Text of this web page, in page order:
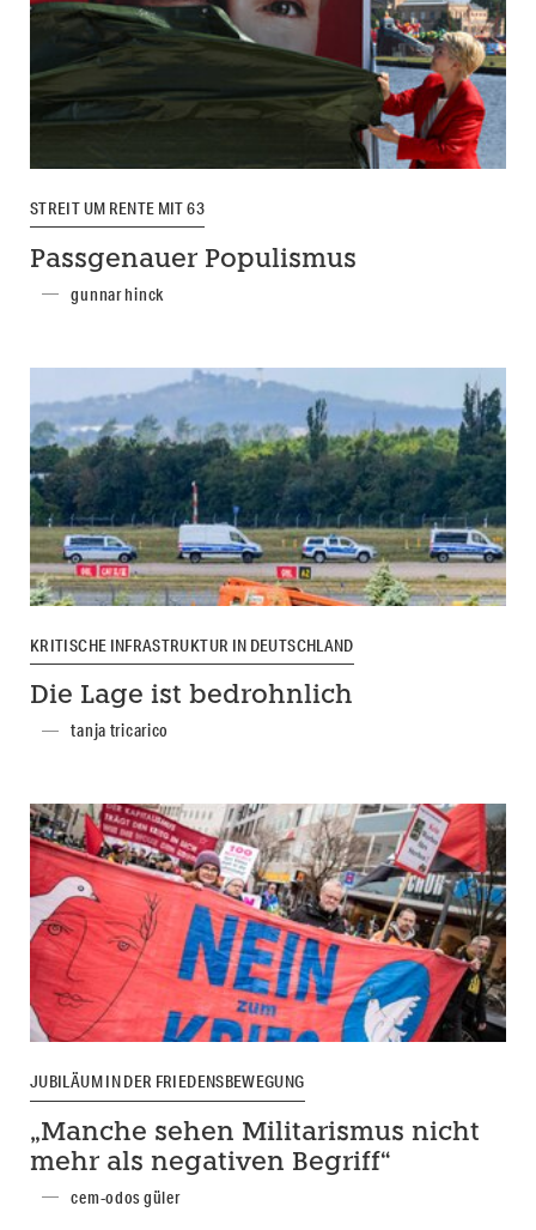
STREIT UM RENTE MIT 63
Passgenauer Populismus
gunnar hinck
KRITISCHE INFRASTRUKTUR IN DEUTSCHLAND
Die Lage ist bedrohnlich
tanja tricarico
JUBILÄUM IN DER FRIEDENSBEWEGUNG
„Manche sehen Militarismus nicht
mehr als negativen Begriff“
cem-odos güler